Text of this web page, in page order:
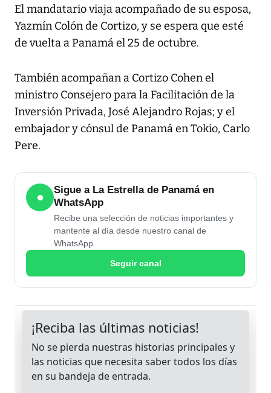
El mandatario viaja acompañado de su esposa,
Yazmín Colón de Cortizo, y se espera que esté
de vuelta a Panamá el 25 de octubre.
También acompañan a Cortizo Cohen el
ministro Consejero para la Facilitación de la
Inversión Privada, José Alejandro Rojas; y el
embajador y cónsul de Panamá en Tokio, Carlo
Pere.
●
Sigue a La Estrella de Panamá en
WhatsApp
Recibe una selección de noticias importantes y
mantente al día desde nuestro canal de
WhatsApp.
Seguir canal